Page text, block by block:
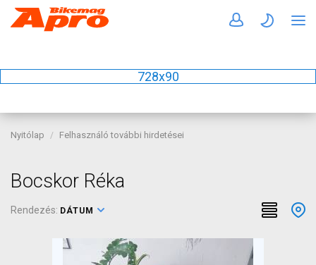
728x90
Nyitólap Felhasználó további hirdetései
Bocskor Réka
Rendezés: DÁTUM